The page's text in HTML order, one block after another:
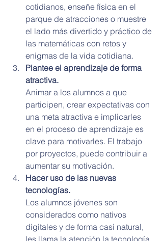
cotidianos, enseñe física en el
parque de atracciones o muestre
el lado más divertido y práctico de
las matemáticas con retos y
enigmas de la vida cotidiana.
Plantee el aprendizaje de forma
atractiva.
Animar a los alumnos a que
participen, crear expectativas con
una meta atractiva e implicarles
en el proceso de aprendizaje es
clave para motivarles. El trabajo
por proyectos, puede contribuir a
aumentar su motivación.
Hacer uso de las nuevas
tecnologías.
Los alumnos jóvenes son
considerados como nativos
digitales y de forma casi natural,
les llama la atención la tecnología.